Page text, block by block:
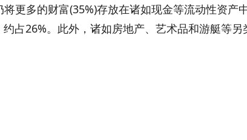
多的财富(35%)存放在诸如现金等流动性资产
占26%。此外，诸如房地产、艺术品和游艇等另